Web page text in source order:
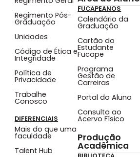
Regimento Pós-
Graduação
Unidades
Código de Ética e
Integridade
Política de
Privacidade
Trabalhe
Conosco
DIFERENCIAIS
Mais do que uma
faculdade
Talent Hub
FUCAPEANOS
Calendário da
Graduação
Cartão do
Estudante
Fucape
Programa
Gestão de
Carreiras
Portal do Aluno
Consulta ao
Acervo Físico
Produção
Acadêmica